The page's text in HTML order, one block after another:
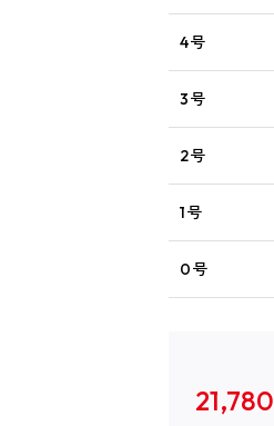
4号
3号
2号
1号
0号
21,780